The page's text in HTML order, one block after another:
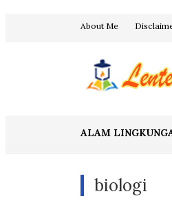
About Me
ALAM
biologi